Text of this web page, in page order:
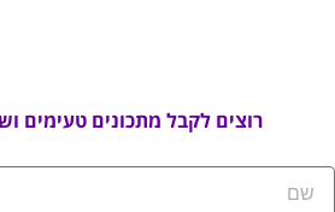
רוצים לקבל מתכונים טעימים